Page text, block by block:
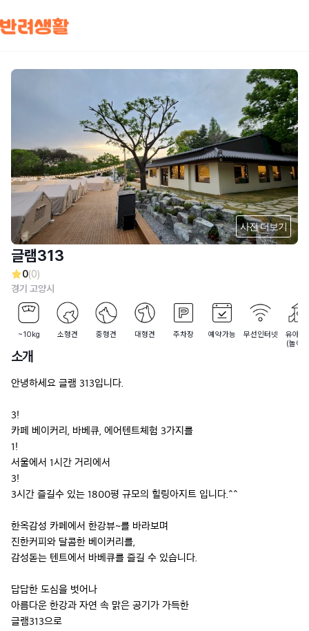
사진 더보기
글램313
0(0)
경기 고양시
~10kg 소형견 중형견 대형견 주차장 예약가능 무선인터넷
유아시
(놀이
소개
안녕하세요 글램 313입니다.
3!
카페 베이커리, 바베큐, 에어텐트체험 3가지를
1!
서울에서 1시간 거리에서
3!
3시간 즐길수 있는 1800평 규모의 힐링아지트 입니다.^^
한옥감성 카페에서 한강뷰~를 바라보며
진한커피와 달콤한 베이커리를,
감성돋는 텐트에서 바베큐를 즐길 수 있습니다.
답답한 도심을 벗어나
아름다운 한강과 자연 속 맑은 공기가 가득한
글램313으로